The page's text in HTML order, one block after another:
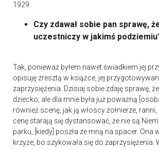
1929.
Czy zdawał sobie pan sprawę,
uczestniczy w jakimś
Tak, ponieważ byłem nawet świadkiem jej
opisuję zresztą w książce, jej
zaprzysiężenia. Dzisiaj sobie zdaję sprawę,
dziecko, ale dla mnie była już poważną
również scenę, jak ją włoscy żołnierze,
cenę starają się dystansować, że nie są
parku, [kiedy] poszła ze mną na spacer. Ona
krzyże, bo szykowała się do zaprzysiężenia.